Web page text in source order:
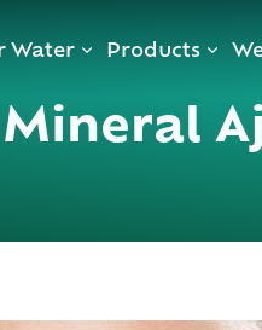
Water Products
Mineral